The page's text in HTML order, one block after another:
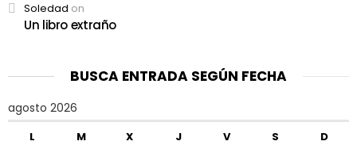
Soledad on
Un libro extraño
BUSCA ENTRADA SEGÚN FECHA
agosto 2026
L M X J V S D